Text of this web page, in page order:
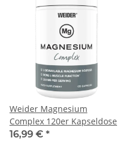
Weider Magnesium
Complex 120er Kapseldose
16,99 € *